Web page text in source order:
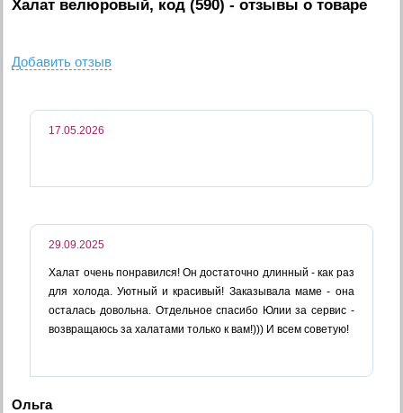
Халат велюровый, код (590) - отзывы о товаре
Добавить отзыв
17.05.2026
29.09.2025
Халат очень понравился! Он достаточно длинный - как раз
для холода. Уютный и красивый! Заказывала маме - она
осталась довольна. Отдельное спасибо Юлии за сервис -
возвращаюсь за халатами только к вам!))) И всем советую!
Ольга